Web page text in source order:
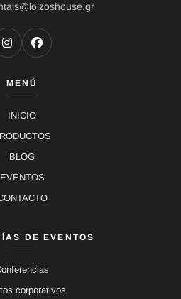
MENÚ
INICIO
BLOG
EVENTOS
DE EVENTOS
corporativos